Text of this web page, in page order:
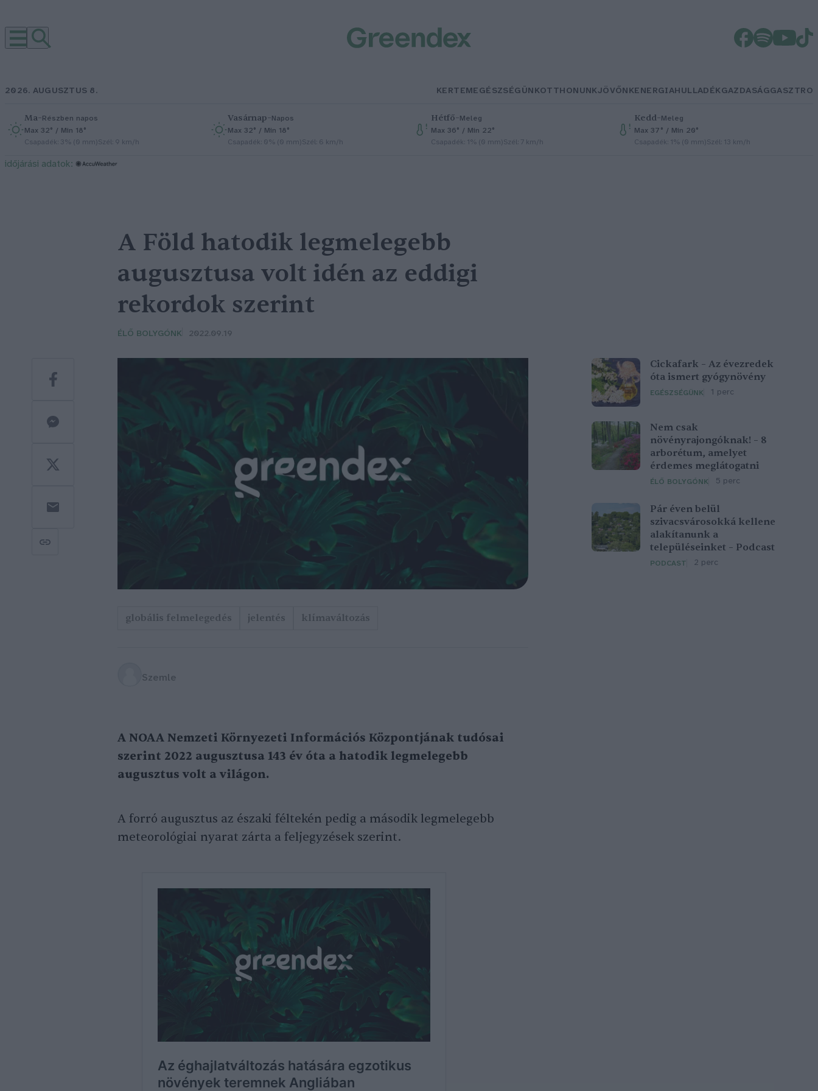
2026. AUGUSZTUS 8. KERTEMEGÉSZSÉGÜNKOTTHONUNKJÖVŐNKENERGIAHULLADÉKGAZDASÁGGASZTRO
Ma–Részben napos
Max 32° / Min 18°
Csapadék: 3% (0 mm)Szél: 9 km/h
Vasárnap–Napos
Max 32° / Min 18°
Csapadék: 0% (0 mm)Szél: 6 km/h
Hétfő–Meleg
Max 36° / Min 22°
Csapadék: 1% (0 mm)Szél: 7 km/h
Kedd–Meleg
Max 37° / Min 20°
Csapadék: 1% (0 mm)Szél: 13 km/h
időjárási adatok:
Cickafark – Az évezredek
óta ismert gyógynövény
EGÉSZSÉGÜNK 1 perc
Nem csak
növényrajongóknak! – 8
arborétum, amelyet
érdemes meglátogatni
ÉLŐ BOLYGÓNK 5 perc
Pár éven belül
szivacsvárosokká kellene
alakítanunk a
településeinket – Podcast
PODCAST 2 perc
A Föld hatodik legmelegebb
augusztusa volt idén az eddigi
rekordok szerint
ÉLŐ BOLYGÓNK 2022.09.19
globális felmelegedés jelentés klímaváltozás
Szemle
A NOAA Nemzeti Környezeti Információs Központjának tudósai
szerint 2022 augusztusa 143 év óta a hatodik legmelegebb
augusztus volt a világon.
A forró augusztus az északi féltekén pedig a második legmelegebb
meteorológiai nyarat zárta a feljegyzések szerint.